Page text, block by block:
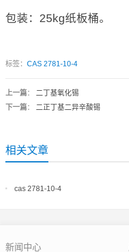
包装：25kg纸板桶。
标签： CAS 2781-10-4
上一篇： 二丁基氧化锡
下一篇： 二正丁基二异辛酸锡
相关文章
cas 2781-10-4
新闻中心